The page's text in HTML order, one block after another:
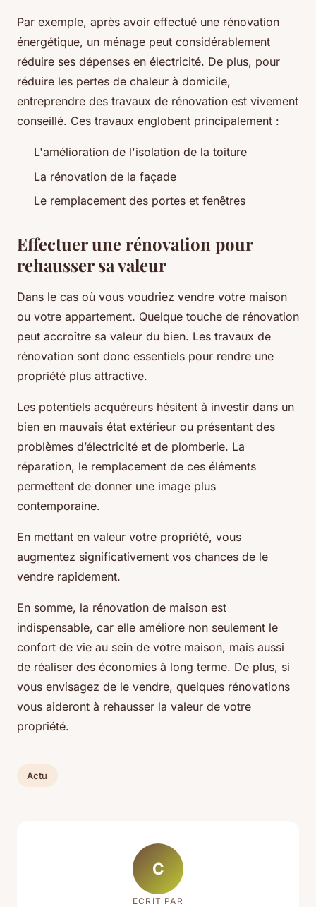
Par exemple, après avoir effectué une rénovation
énergétique, un ménage peut considérablement
réduire ses dépenses en électricité. De plus, pour
réduire les pertes de chaleur à domicile,
entreprendre des travaux de rénovation est vivement
conseillé. Ces travaux englobent principalement :
L'amélioration de l'isolation de la toiture
La rénovation de la façade
Le remplacement des portes et fenêtres
Effectuer une rénovation pour
rehausser sa valeur
Dans le cas où vous voudriez vendre votre maison
ou votre appartement. Quelque touche de rénovation
peut accroître sa valeur du bien. Les travaux de
rénovation sont donc essentiels pour rendre une
propriété plus attractive.
Les potentiels acquéreurs hésitent à investir dans un
bien en mauvais état extérieur ou présentant des
problèmes d’électricité et de plomberie. La
réparation, le remplacement de ces éléments
permettent de donner une image plus
contemporaine.
En mettant en valeur votre propriété, vous
augmentez significativement vos chances de le
vendre rapidement.
En somme, la rénovation de maison est
indispensable, car elle améliore non seulement le
confort de vie au sein de votre maison, mais aussi
de réaliser des économies à long terme. De plus, si
vous envisagez de le vendre, quelques rénovations
vous aideront à rehausser la valeur de votre
propriété.
Actu
C
ECRIT PAR